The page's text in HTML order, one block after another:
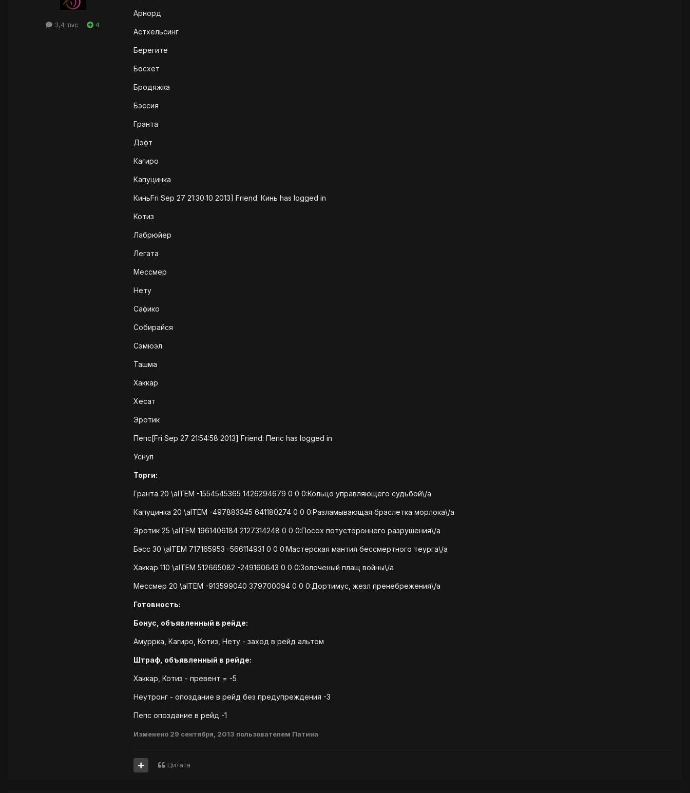
3,4 тыс 4
Арнорд
Астхельсинг
Берегите
Босхет
Бродяжка
Бэссия
Гранта
Дэфт
Кагиро
Капуцинка
КиньFri Sep 27 21:30:10 2013] Friend: Кинь has logged in
Котиз
Лабрюйер
Легата
Мессмер
Нету
Сафико
Собирайся
Сэмюэл
Ташма
Хаккар
Хесат
Эротик
Пепс[Fri Sep 27 21:54:58 2013] Friend: Пепс has logged in
Уснул
Торги:
Гранта 20 \aITEM -1554545365 1426294679 0 0 0:Кольцо управляющего судьбой\/a
Капуцинка 20 \aITEM -497883345 641180274 0 0 0:Разламывающая браслетка морлока\/a
Эротик 25 \aITEM 1961406184 2127314248 0 0 0:Посох потустороннего разрушения\/a
Бэсс 30 \aITEM 717165953 -566114931 0 0 0:Мастерская мантия бессмертного теурга\/a
Хаккар 110 \aITEM 512665082 -249160643 0 0 0:Золоченый плащ войны\/a
Мессмер 20 \aITEM -913599040 379700094 0 0 0:Дортимус, жезл пренебрежения\/a
Готовность:
Бонус, объявленный в рейде:
Амуррка, Кагиро, Котиз, Нету - заход в рейд альтом
Штраф, объявленный в рейде:
Хаккар, Котиз - превент = -5
Неутронг - опоздание в рейд без предупреждения -3
Пепс опоздание в рейд -1
Изменено 29 сентября, 2013 пользователем Патина
Цитата